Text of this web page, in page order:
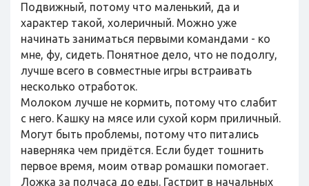
Подвижный, потому что маленький, да и
характер такой, холеричный. Можно уже
начинать заниматься первыми командами - ко
мне, фу, сидеть. Понятное дело, что не подолгу,
лучше всего в совместные игры встраивать
несколько отработок.
Молоком лучше не кормить, потому что слабит
с него. Кашку на мясе или сухой корм приличный.
Могут быть проблемы, потому что питались
наверняка чем придётся. Если будет тошнить
первое время, моим отвар ромашки помогает.
Ложка за полчаса до еды. Гастрит в начальных